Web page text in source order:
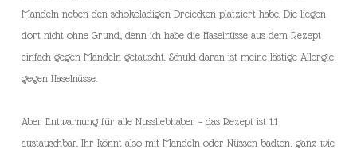
Mandeln neben den schokoladigen Dreiecken platziert habe. Die liegen
dort nicht ohne Grund, denn ich habe die Haselnüsse aus dem Rezept
einfach gegen Mandeln getauscht. Schuld daran ist meine lästige Allergie
gegen Haselnüsse.
Aber Entwarnung für alle Nussliebhaber – das Rezept ist 1:1
austauschbar. Ihr könnt also mit Mandeln oder Nüssen backen, ganz wie